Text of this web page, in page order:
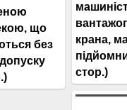
що
без
крана,
стор.)